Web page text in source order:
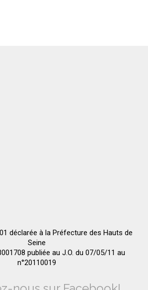
déclarée à la Préfecture des Hauts de
Seine
publiée au J.O. du 07/05/11 au
n°20110019